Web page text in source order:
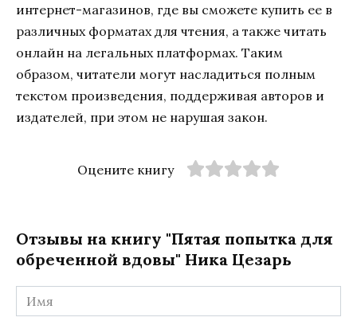
интернет-магазинов, где вы сможете купить ее в
различных форматах для чтения, а также читать
онлайн на легальных платформах. Таким
образом, читатели могут насладиться полным
текстом произведения, поддерживая авторов и
издателей, при этом не нарушая закон.
Оцените книгу
Отзывы на книгу "Пятая попытка для
обреченной вдовы" Ника Цезарь
Имя
*